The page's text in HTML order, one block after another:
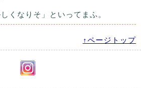
くなりそ」といってまふ。
↑ページトップ